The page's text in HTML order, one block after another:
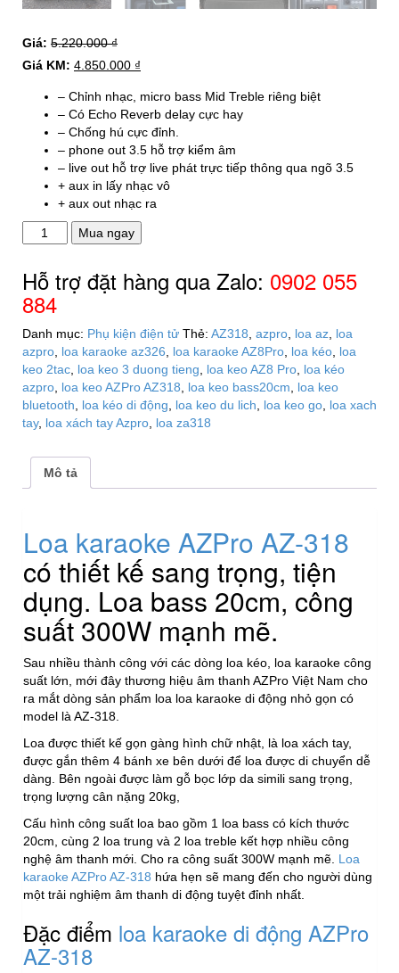
Giá: 5.220.000₫
Giá KM: 4.850.000 ₫
– Chỉnh nhạc, micro bass Mid Treble riêng biệt
– Có Echo Reverb delay cực hay
– Chống hú cực đỉnh.
– phone out 3.5 hỗ trợ kiểm âm
– live out hỗ trợ live phát trực tiếp thông qua ngõ 3.5
+ aux in lấy nhạc vô
+ aux out nhạc ra
Loa
karaoke
AZ-
318
số
lượng
Mua ngay
Hỗ trợ đặt hàng qua Zalo: 0902 055
884
Danh mục: Phụ kiện điện tử Thẻ: AZ318 azpro loa az loa
azpro loa karaoke az326 loa karaoke AZ8Pro loa kéo loa
keo 2tac loa keo 3 duong tieng loa keo AZ8 Pro loa kéo
azpro loa keo AZPro AZ318 loa keo bass20cm
loa keo
bluetooth
loa kéo di động loa keo du lich loa keo go loa xach
tay, loa xách tay Azpro loa za318
Mô tả
Loa karaoke AZPro AZ-318
có thiết kế sang trọng, tiện
dụng. Loa bass 20cm, công
suất 300W mạnh mẽ.
Sau nhiều thành công với các dòng loa kéo, loa karaoke công
suất lớn, mới đây thương hiệu âm thanh AZPro Việt Nam cho
ra mắt dòng sản phẩm loa loa karaoke di động nhỏ gọn có
model là AZ-318.
Loa được thiết kế gọn gàng hình chữ nhật, là loa xách tay,
được gắn thêm 4 bánh xe bên dưới để loa được di chuyển dễ
dàng. Bên ngoài được làm gỗ bọc lớp da simili sang trọng,
trọng lượng cân nặng 20kg,
Cấu hình công suất loa bao gồm 1 loa bass có kích thước
20cm, cùng 2 loa trung và 2 loa treble kết hợp nhiều công
nghệ âm thanh mới. Cho ra công suất 300W mạnh mẽ. Loa
karaoke AZPro AZ-318 hứa hẹn sẽ mang đến cho người dùng
một trải nghiệm âm thanh di động tuyệt đỉnh nhất.
Đặc điểm loa karaoke di động AZPro
AZ-318